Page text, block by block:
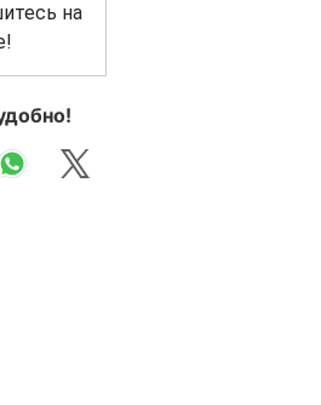
на